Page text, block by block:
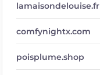
lamaisondelouise.fr
comfynightx.com
poisplume.shop